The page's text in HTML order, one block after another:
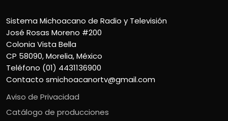
Sistema Michoacano de Radio y Televisión
José Rosas Moreno #200
Colonia Vista Bella
CP 58090, Morelia, México
Teléfono (01) 4431136900
Contacto smichoacanortv@gmail.com
Aviso de Privacidad
Catálogo de producciones